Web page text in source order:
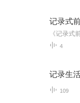
记录式
4
记录生
109